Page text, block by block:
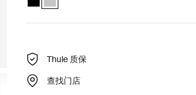
Thule 质保
查找门店